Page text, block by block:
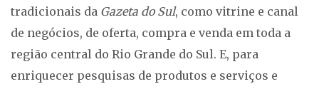
tradicionais da Gazeta do Sul, como vitrine e canal
de negócios, de oferta, compra e venda em toda a
região central do Rio Grande do Sul. E, para
enriquecer pesquisas de produtos e serviços e